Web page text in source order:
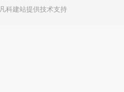
凡科建站提供技术支持